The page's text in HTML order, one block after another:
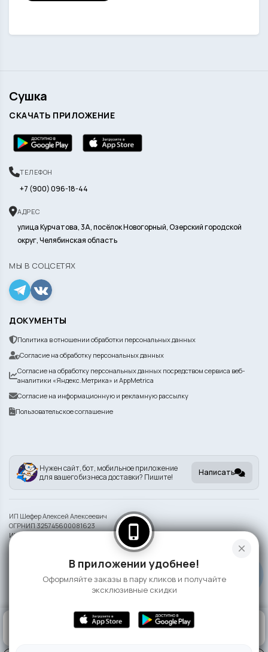
Сушка
СКАЧАТЬ ПРИЛОЖЕНИЕ
ТЕЛЕФОН
+7 (900) 096-18-44
АДРЕС
улица Курчатова, 3А, посёлок Новогорный, Озерский городской
округ, Челябинская область
МЫ В СОЦСЕТЯХ
ДОКУМЕНТЫ
Политика в отношении обработки персональных данных
Согласие на обработку персональных данных
Согласие на обработку персональных данных посредством сервиса веб-
аналитики «Яндекс.Метрика» и AppMetrica
Согласие на информационную и рекламную рассылку
Пользовательское соглашение
Нужен сайт, бот, мобильное приложение
для вашего бизнеса доставки? Пишите!
Написать
ИП Шефер Алексей Алексеевич
ОГРНИП 325745600081623
ИНН 742209932290
Информация на сайте носит справочный характер и не является публичной
2026 Сушка
ГЛАВНАЯ
КОРЗИНА
0 ₽
close
phone_iphone
В приложении удобнее!
Оформляйте заказы в пару кликов и получайте
эксклюзивные скидки